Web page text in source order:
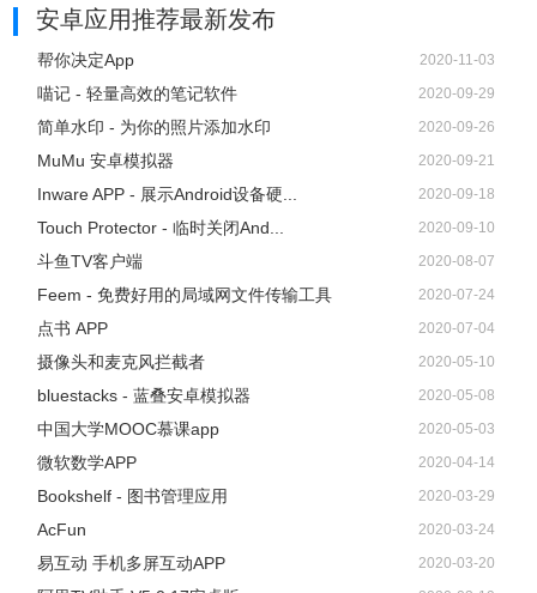
5、APP具有吐槽功能，具有“66666666666！”“不作死就不
会死！”“求BMG！”等热门用语，点击热词按钮即可一键发
送。
6、点击更多按钮登录斗鱼，在此页面你还可以看到你关注的
视频或主播，还可以查看浏览历史，点击右上角设置按钮进
行个人需求设置。
安卓应用推荐最新发布
帮你决定App 2020-11-03
喵记 - 轻量高效的笔记软件 2020-09-29
简单水印 - 为你的照片添加水印 2020-09-26
MuMu 安卓模拟器 2020-09-21
Inware APP - 展示Android设备硬... 2020-09-18
Touch Protector - 临时关闭And... 2020-09-10
斗鱼TV客户端 2020-08-07
Feem - 免费好用的局域网文件传输工具 2020-07-24
点书 APP 2020-07-04
摄像头和麦克风拦截者 2020-05-10
bluestacks - 蓝叠安卓模拟器 2020-05-08
中国大学MOOC慕课app 2020-05-03
微软数学APP 2020-04-14
Bookshelf - 图书管理应用 2020-03-29
AcFun 2020-03-24
易互动 手机多屏互动APP 2020-03-20